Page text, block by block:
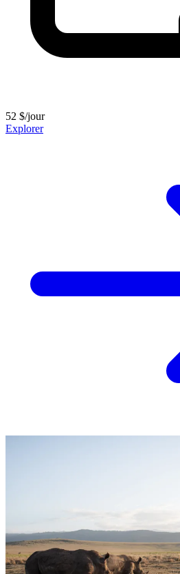
52 $/jour
Explorer